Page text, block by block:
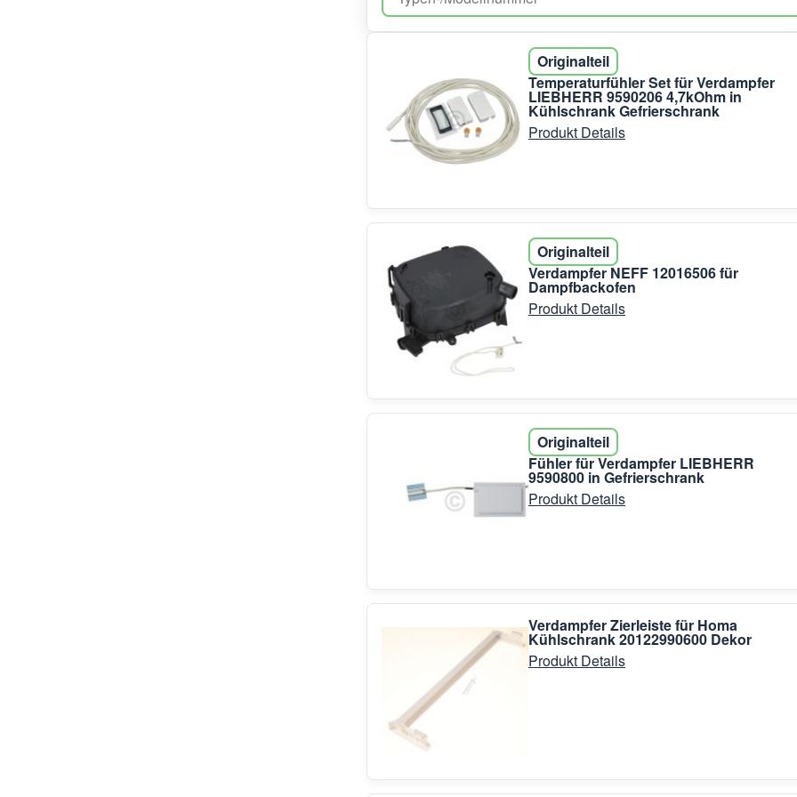
Originalteil
Temperaturfühler Set für Verdampfer
LIEBHERR 9590206 4,7kOhm in
Kühlschrank Gefrierschrank
Produkt Details
Originalteil
Verdampfer NEFF 12016506 für
Dampfbackofen
Produkt Details
Originalteil
Fühler für Verdampfer LIEBHERR
9590800 in Gefrierschrank
Produkt Details
Verdampfer Zierleiste für Homa
Kühlschrank 20122990600 Dekor
Produkt Details